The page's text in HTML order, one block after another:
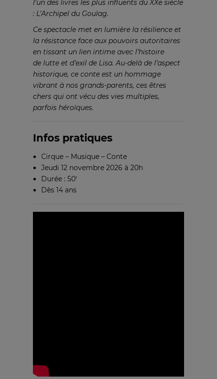
l’un des livres les plus influents du XXe siècle
: L’Archipel du Goulag.
Ce spectacle met en lumière la résilience et
la résistance face auxpouvoirs autoritaires
en tissant un lien intime avec l’histoire
de lutte et d’exil de Lisa. Au-delà de l’aspect
historique, ce conte est un hommage
vibrant à nos grands-parents, ces êtres
chers qui ont vécu des vies multiples,
parfois héroïques.
Infos pratiques
Cirque – Musique – Conte
Jeudi 12 novembre 2026 à 20h
Durée : 50′
Dès 14 ans